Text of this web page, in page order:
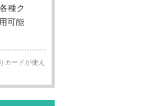
カードが使え